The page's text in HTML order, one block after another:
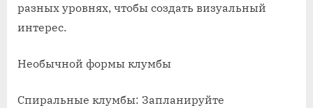
разных уровнях, чтобы создать визуальный
интерес.
Необычной формы клумбы
Спиральные клумбы: Запланируйте